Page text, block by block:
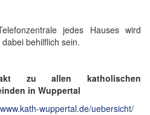
jedes Hauses wird
dabei behilflich sein.
zu allen katholischen
in Wuppertal
wuppertal.de/uebersicht/